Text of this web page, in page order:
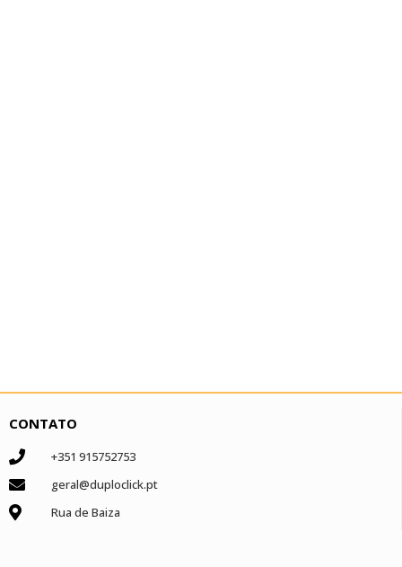
CONTATO
+351 915752753
geral@duploclick.pt
Rua de Baiza